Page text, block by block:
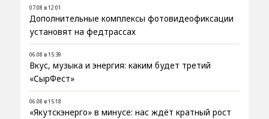
07.08 в 12:01
Дополнительные комплексы фотовидеофиксации
установят на федтрассах
06.08 в 15:39
Вкус, музыка и энергия: каким будет третий
«СырФест»
06.08 в 15:18
«Якутскэнерго» в минусе: нас ждёт кратный рост